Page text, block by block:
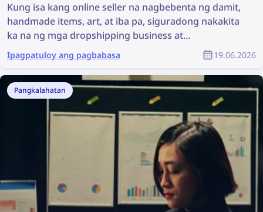
Kung isa kang online seller na nagbebenta ng damit,
handmade items, art, at iba pa, siguradong nakakita
ka na ng mga dropshipping business at
mapanlinlang na seller na nagnanakaw ng iyong
mga product photo. Madalas, parang imposibleng
mahanap ang lahat ng mapanlinlang na seller at
maipaalis ang mga larawang ito. Pero hindi ito
kasinghirap ng tila itsura nito — gamit ang reverse
image search technology, mas madali na ngayon
kaysa dati na makahanap ng mga copyright
infringement online at maiwasan ang mga ito.
Ipinapaliwanag ng artikulong ito kung paano mo
mahahanap at maaalis ang mga ninakaw na larawan
sa internet sa ilang simpleng hakbang gamit ang
reverse image search at tamang removal requests.
Ipagpatuloy ang pagbabasa 19.06.2026
Pangkalahatan